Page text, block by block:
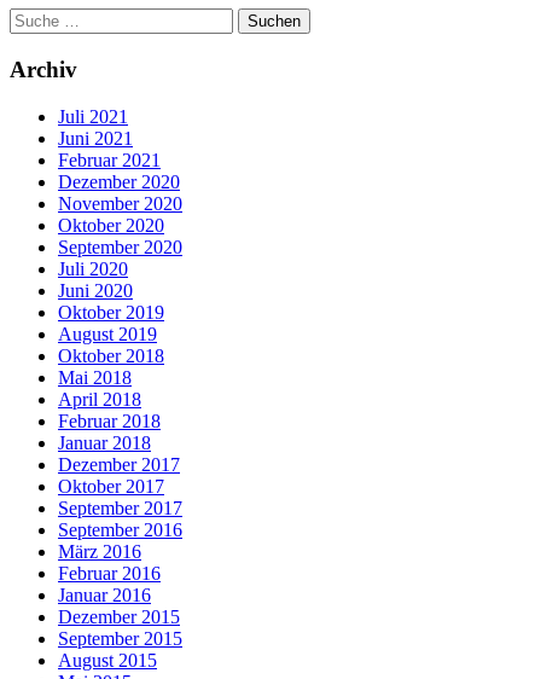
Archiv
Juli 2021
Juni 2021
Februar 2021
Dezember 2020
November 2020
Oktober 2020
September 2020
Juli 2020
Juni 2020
Oktober 2019
August 2019
Oktober 2018
Mai 2018
April 2018
Februar 2018
Januar 2018
Dezember 2017
Oktober 2017
September 2017
September 2016
März 2016
Februar 2016
Januar 2016
Dezember 2015
September 2015
August 2015